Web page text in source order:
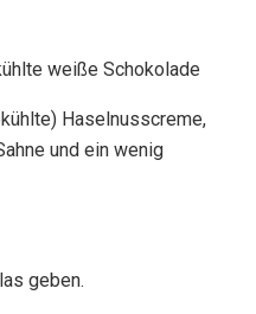
weiße Schokolade
Haselnusscreme,
und ein wenig
geben.